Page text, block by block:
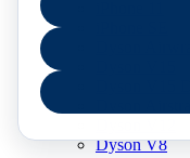
Dyson V15
Dyson V8